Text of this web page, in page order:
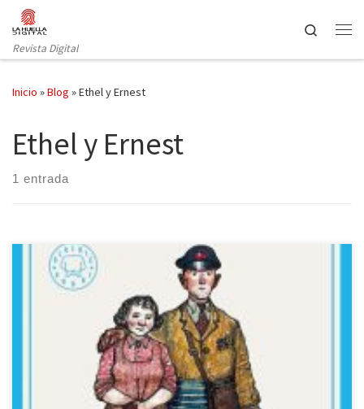
Saltar al contenido
Revista Digital
Search
Inicio »Blog »Ethel y Ernest
Ethel y Ernest
1 entrada
Blackie Books nos ha traído una joya tremendamente emotiva e
inolvidable: es un sentido homenaje a la historia de amor de Ethel
y Ernest, contada por su hijo, el escritor Raymond Briggs, en un
convulso siglo XX, desde los primeros encuentros de la pareja, en
1928, hasta avanzar cronológicamente a […]